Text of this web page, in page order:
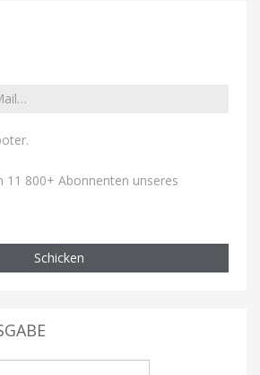
.
11 800+ Abonnenten unseres
Schicken